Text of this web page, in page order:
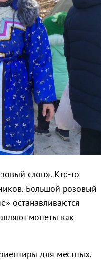
слон». Кто-то
Большой розовый
останавливаются
монеты как
для местных.